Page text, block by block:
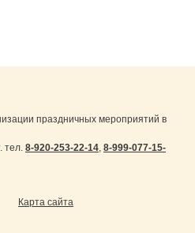
праздничных мероприятий в
тел. 8-920-253-22-14, 8-999-077-15-
Карта сайта